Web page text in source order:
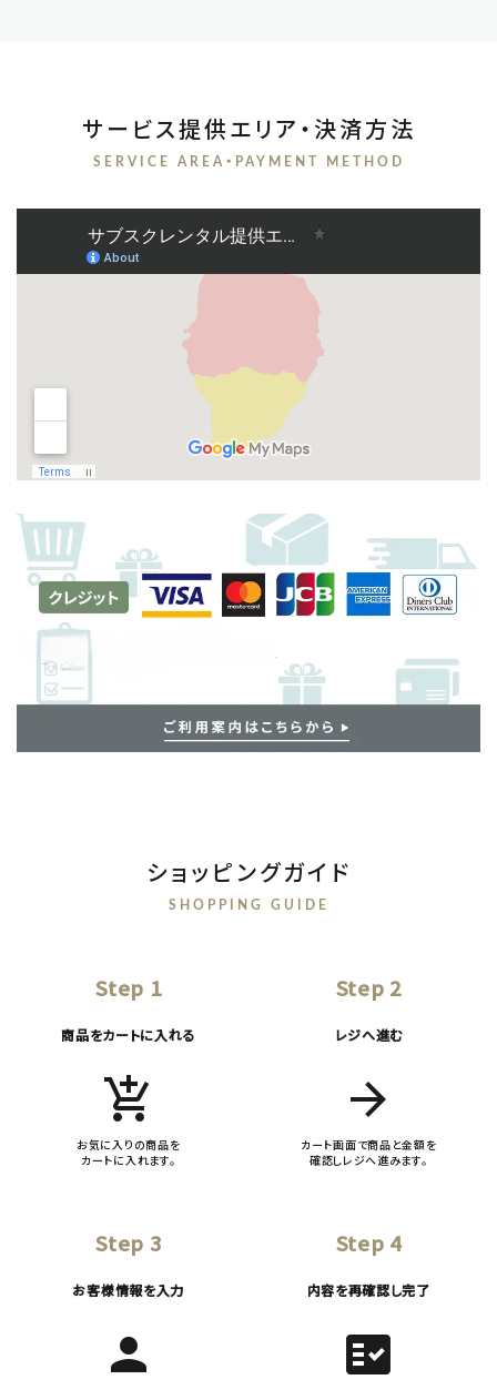
サービス提供エリア・決済方法
SERVICE AREA・PAYMENT METHOD
ショッピングガイド
SHOPPING GUIDE
Step 1
商品をカートに入れる
add_shopping_cart
お気に入りの商品を
カートに入れます。
Step 2
レジへ進む
arrow_forward
カート画面で商品と金額を
確認しレジへ進みます。
Step 3
お客様情報を入力
person
Step 4
内容を再確認し完了
fact_check